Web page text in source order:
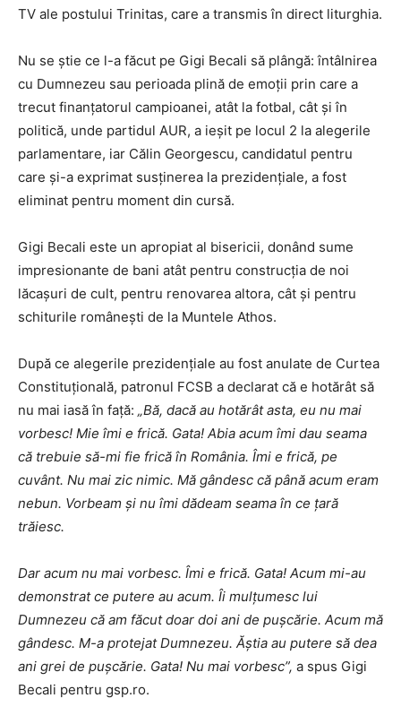
TV ale postului Trinitas, care a transmis în direct liturghia.
Nu se știe ce l-a făcut pe Gigi Becali să plângă: întâlnirea
cu Dumnezeu sau perioada plină de emoții prin care a
trecut finanțatorul campioanei, atât la fotbal, cât și în
politică, unde partidul AUR, a ieșit pe locul 2 la alegerile
parlamentare, iar Călin Georgescu, candidatul pentru
care și-a exprimat susținerea la prezidențiale, a fost
eliminat pentru moment din cursă.
Gigi Becali este un apropiat al bisericii, donând sume
impresionante de bani atât pentru construcția de noi
lăcașuri de cult, pentru renovarea altora, cât și pentru
schiturile românești de la Muntele Athos.
După ce alegerile prezidențiale au fost anulate de Curtea
Constituțională, patronul FCSB a declarat că e hotărât să
nu mai iasă în față: „Bă, dacă au hotărât asta, eu nu mai
vorbesc! Mie îmi e frică. Gata! Abia acum îmi dau seama
că trebuie să-mi fie frică în România. Îmi e frică, pe
cuvânt. Nu mai zic nimic. Mă gândesc că până acum eram
nebun. Vorbeam și nu îmi dădeam seama în ce țară
trăiesc.
Dar acum nu mai vorbesc. Îmi e frică. Gata! Acum mi-au
demonstrat ce putere au acum. Îi mulțumesc lui
Dumnezeu că am făcut doar doi ani de pușcărie. Acum mă
gândesc. M-a protejat Dumnezeu. Ăștia au putere să dea
ani grei de pușcărie. Gata! Nu mai vorbesc”, a spus Gigi
Becali pentru gsp.ro.